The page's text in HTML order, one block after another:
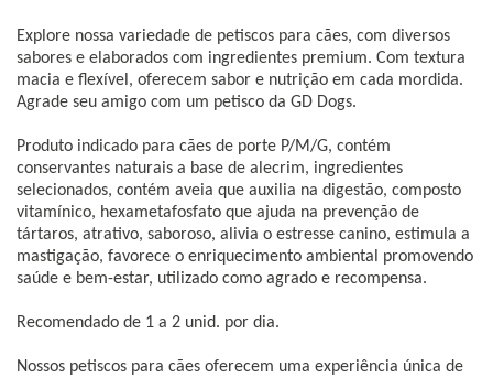
Explore nossa variedade de petiscos para cães, com diversos
sabores e elaborados com ingredientes premium. Com textura
macia e flexível, oferecem sabor e nutrição em cada mordida.
Agrade seu amigo com um petisco da GD Dogs.
Produto indicado para cães de porte P/M/G, contém
conservantes naturais a base de alecrim, ingredientes
selecionados, contém aveia que auxilia na digestão, composto
vitamínico, hexametafosfato que ajuda na prevenção de
tártaros, atrativo, saboroso, alivia o estresse canino, estimula a
mastigação, favorece o enriquecimento ambiental promovendo
saúde e bem-estar, utilizado como agrado e recompensa.
Recomendado de 1 a 2 unid. por dia.
Nossos petiscos para cães oferecem uma experiência única de